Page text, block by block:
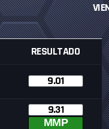
RESULTADO
9.01
9.31
MMP